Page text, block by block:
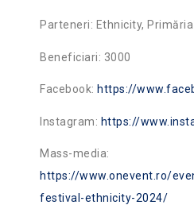
Parteneri: Ethnicity,
Beneficiari: 3000
Facebook: https://
Instagram: https://
Mass-media:
https://www.onevent.ro/
festival-ethnicity-2024/